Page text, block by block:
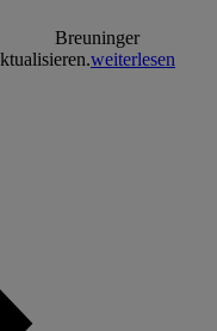
Breuninger
weiterlesen